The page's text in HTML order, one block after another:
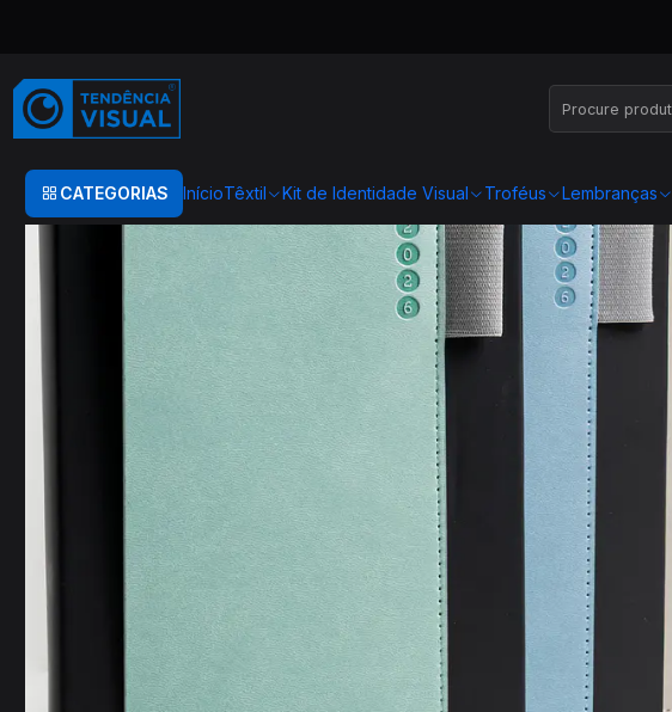
CATEGORIAS InícioTêxtil Kit de Identidade Visual Troféus Lembranças